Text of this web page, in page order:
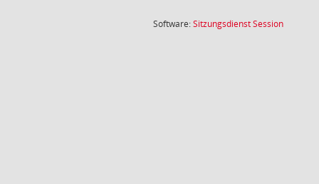
Software:SitzungsdienstSession(Wird in